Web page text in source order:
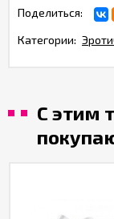
Поделиться:
Категории:
С этим